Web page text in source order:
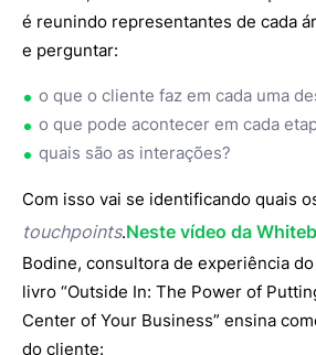
é reunindo representantes de cada
e perguntar:
o que o cliente faz em cada uma
o que pode acontecer em cada
quais são as interações?
Com isso vai se identificando quais
touchpoints.Neste vídeo da
Bodine, consultora de experiência
livro “Outside In: The Power of
Center of Your Business” ensina
do cliente: